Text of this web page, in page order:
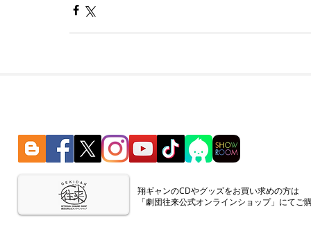
​翔ギャンのCDやグッズをお買い求めの方は
「劇団往来公式オンラインショップ」にてご